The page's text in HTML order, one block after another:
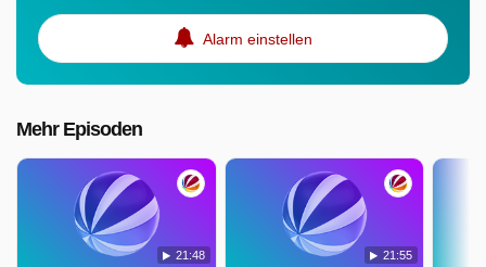
Alarm einstellen
Mehr Episoden
21:48 21:55